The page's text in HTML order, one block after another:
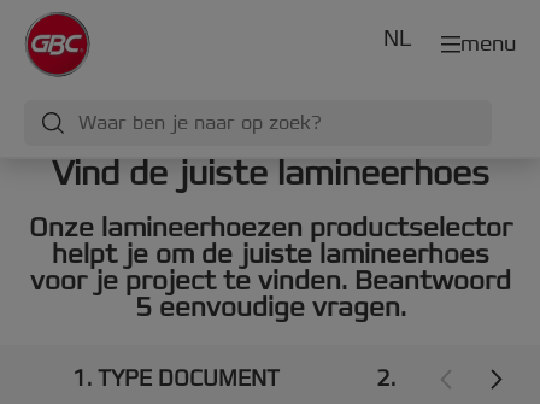
menu
NL
Vind de juiste lamineerhoes
Onze lamineerhoezen productselector
helpt je om de juiste lamineerhoes
voor je project te vinden. Beantwoord
5 eenvoudige vragen.
1 TYPE DOCUMENT 2 AFMETING